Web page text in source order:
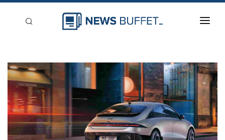
新聞稿分類
登入
刊登